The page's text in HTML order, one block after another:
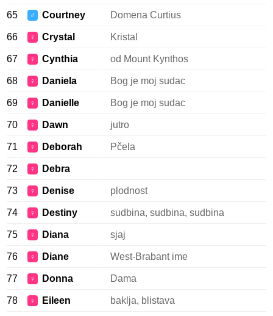
65 ♂ Courtney Domena Curtius
66 ♀ Crystal Kristal
67 ♀ Cynthia od Mount Kynthos
68 ♀ Daniela Bog je moj sudac
69 ♀ Danielle Bog je moj sudac
70 ♀ Dawn jutro
71 ♀ Deborah Pčela
72 ♀ Debra
73 ♀ Denise plodnost
74 ♀ Destiny sudbina, sudbina, sudbina
75 ♀ Diana sjaj
76 ♀ Diane West-Brabant ime
77 ♀ Donna Dama
78 ♀ Eileen baklja, blistava